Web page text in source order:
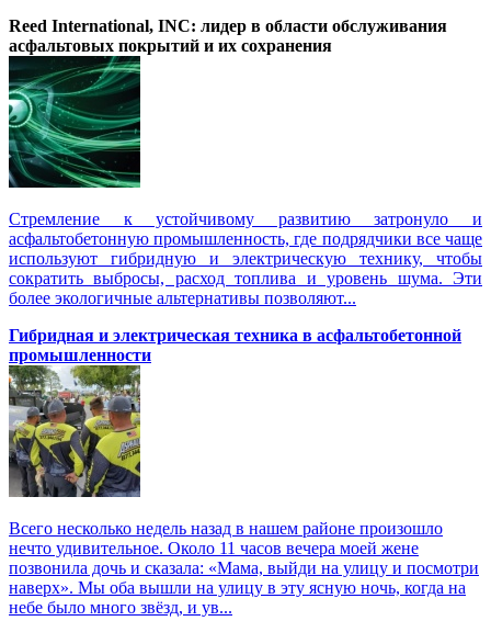
Reed International, INC: лидер в области обслуживания
асфальтовых покрытий и их сохранения
Стремление к устойчивому развитию затронуло и
асфальтобетонную промышленность, где подрядчики все чаще
используют гибридную и электрическую технику, чтобы
сократить выбросы, расход топлива и уровень шума. Эти
более экологичные альтернативы позволяют...
Гибридная и электрическая техника в асфальтобетонной
промышленности
Всего несколько недель назад в нашем районе произошло
нечто удивительное. Около 11 часов вечера моей жене
позвонила дочь и сказала: «Мама, выйди на улицу и посмотри
наверх». Мы оба вышли на улицу в эту ясную ночь, когда на
небе было много звёзд, и ув...